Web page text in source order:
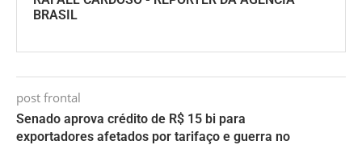
BRASIL
post frontal
Senado aprova crédito de R$ 15 bi para
exportadores afetados por tarifaço e guerra no